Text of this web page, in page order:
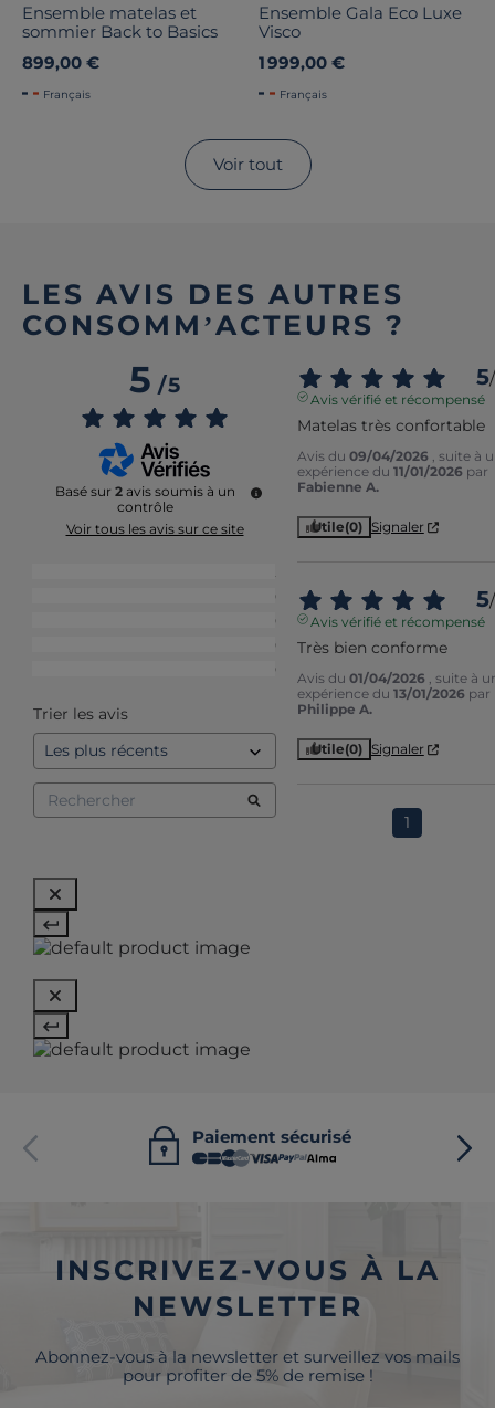
Ensemble matelas et
sommier Back to Basics
899,00 €
Français
Ensemble Gala Eco Luxe
Visco
1 999,00 €
Français
Voir tout
LES AVIS DES AUTRES
CONSOMM’ACTEURS ?
5/5
Basé sur 2 avis soumis à un
contrôle
Voir tous les avis sur ce site
0
0
0
0
Trier les avis
5/
Avis vérifié et récompensé
Matelas très confortable
Avis du 09/04/2026 , suite à
expérience du 11/01/2026 par
Fabienne A.
Utile(0) Signaler
5/
Avis vérifié et récompensé
Très bien conforme
Avis du 01/04/2026 , suite à
expérience du 13/01/2026 par
Philippe A.
Utile(0) Signaler
1
Paiement sécurisé
INSCRIVEZ-VOUS À LA
NEWSLETTER
Abonnez-vous à la newsletter et surveillez vos mails
pour profiter de 5% de remise !